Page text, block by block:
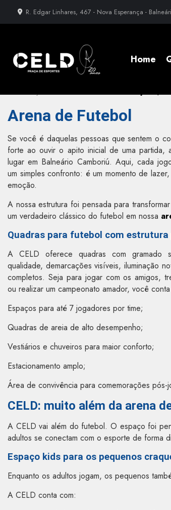
R. Edgar Linhares, 467 - Nova Esperança -
Home
Arena de Futebol
Se você é daquelas pessoas que sentem o
forte ao ouvir o apito inicial de uma partida,
lugar em Balneário Camboriú. Aqui, cada
um simples confronto: é um momento de
emoção.
A nossa estrutura foi pensada para
um verdadeiro clássico do futebol em nossa
Quadras para futebol com estrutura
A CELD oferece quadras com gramado
qualidade, demarcações visíveis, iluminação
completos. Seja para jogar com os amigos,
ou realizar um campeonato amador, você
Espaços para até 7 jogadores por time;
Quadras de areia de alto desempenho;
Vestiários e chuveiros para maior conforto;
Estacionamento amplo;
Área de convivência para comemorações pós-
CELD: muito além da arena
A CELD vai além do futebol. O espaço foi
adultos se conectam com o esporte de forma
Espaço kids para os pequenos
Enquanto os adultos jogam, os pequenos
A CELD conta com: